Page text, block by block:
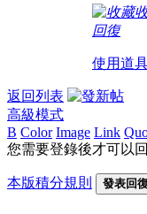
回復
使用道
返回列表
高級模式
B Color Image Link
您需要登錄後才可以
本版積分規則 發表回